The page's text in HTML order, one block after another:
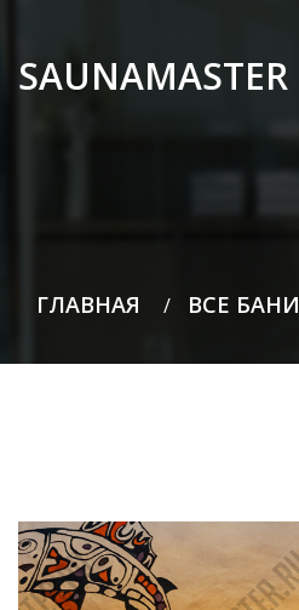
SAUNAMASTER
ГЛАВНАЯ / ВСЕ БАНИ